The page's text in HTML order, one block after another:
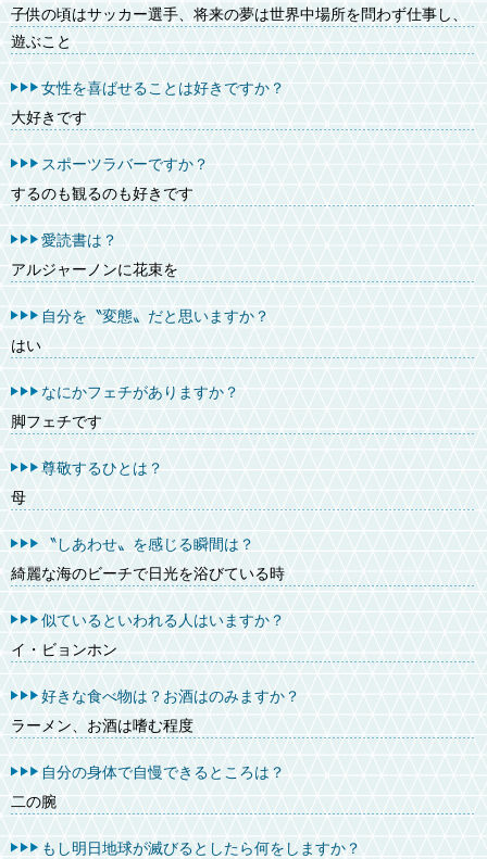
子供の頃はサッカー選手、将来の夢は世界中場所を問わず仕事し、
遊ぶこと
女性を喜ばせることは好きですか？
大好きです
スポーツラバーですか？
するのも観るのも好きです
愛読書は？
アルジャーノンに花束を
自分を〝変態〟だと思いますか？
はい
なにかフェチがありますか？
脚フェチです
尊敬するひとは？
母
〝しあわせ〟を感じる瞬間は？
綺麗な海のビーチで日光を浴びている時
似ているといわれる人はいますか？
イ・ビョンホン
好きな食べ物は？お酒はのみますか？
ラーメン、お酒は嗜む程度
自分の身体で自慢できるところは？
二の腕
もし明日地球が滅びるとしたら何をしますか？